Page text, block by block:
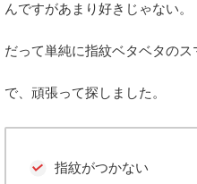
んですがあまり好きじゃない。
だって単純に指紋ベタベタの
で、頑張って探しました。
指紋がつかない